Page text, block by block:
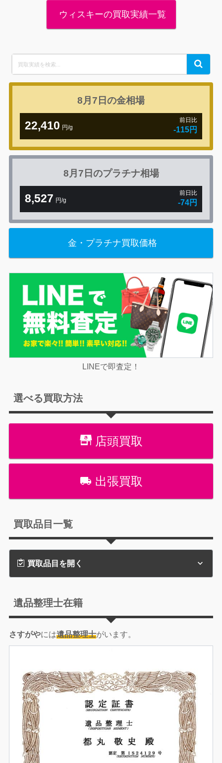
ウィスキーの買取実績一覧
for:
Search
8月7日の金相場
22,410 円/g
前日比
-115円
8月7日のプラチナ相場
8,527 円/g
前日比
-74円
金・プラチナ買取価格
LINEで即査定！
選べる買取方法
店頭買取
出張買取
買取品目一覧
買取品目を開く
遺品整理士在籍
さすがやには遺品整理士がいます。